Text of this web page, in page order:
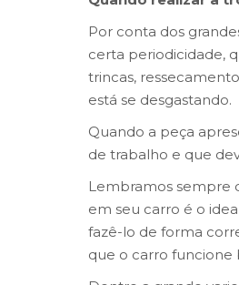
Por conta dos
certa periodicidade,
trincas,
está se desgastando.
Quando a peça
de trabalho e que
Lembramos sempre
em seu carro é o
fazê-lo de forma
que o carro funcione